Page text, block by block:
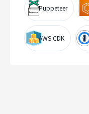
Puppeteer
AWS CDK